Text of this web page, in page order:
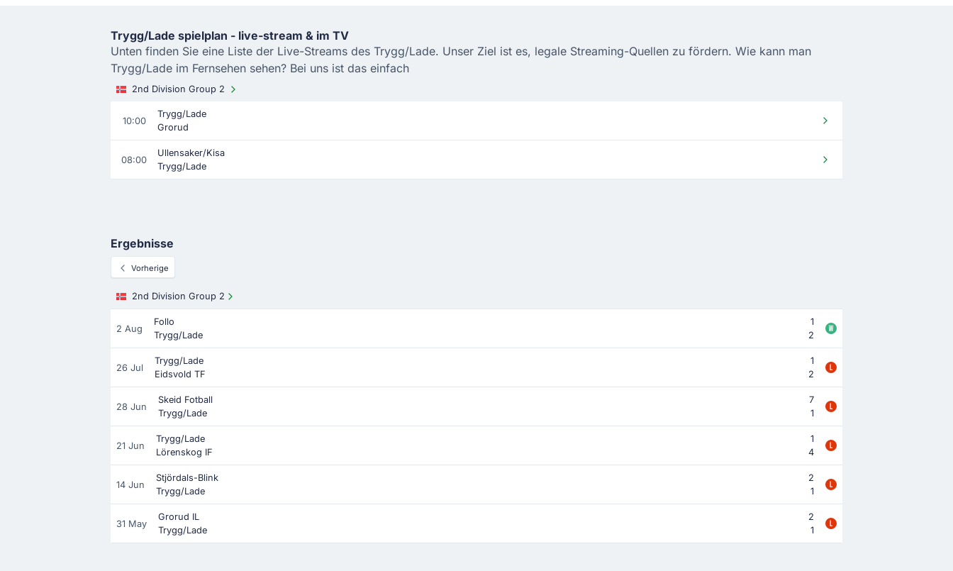
Trygg/Lade spielplan - live-stream & im TV
Unten finden Sie eine Liste der Live-Streams des Trygg/Lade. Unser Ziel ist es, legale Streaming-Quellen zu fördern. Wie kann man
Trygg/Lade im Fernsehen sehen? Bei uns ist das einfach
2nd Division Group 2
10:00
Trygg/Lade
Grorud
08:00
Ullensaker/Kisa
Trygg/Lade
Ergebnisse
Vorherige
2nd Division Group 2
2 Aug
Follo
1
Trygg/Lade
2
26 Jul
Trygg/Lade
1
Eidsvold TF
2
28 Jun
Skeid Fotball
7
Trygg/Lade
1
21 Jun
Trygg/Lade
1
Lörenskog IF
4
14 Jun
Stjördals-Blink
2
Trygg/Lade
1
31 May
Grorud IL
2
Trygg/Lade
1